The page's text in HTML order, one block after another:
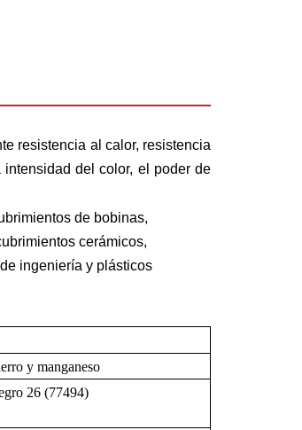
resistencia al calor, resistencia
del color, el poder de
de bobinas,
cerámicos,
ingeniería y plásticos
y manganeso
26 (77494)